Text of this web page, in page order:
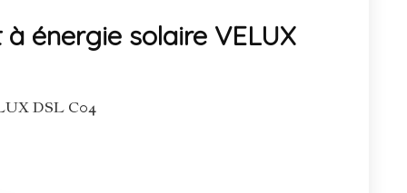
énergie solaire VELUX
DSL C04